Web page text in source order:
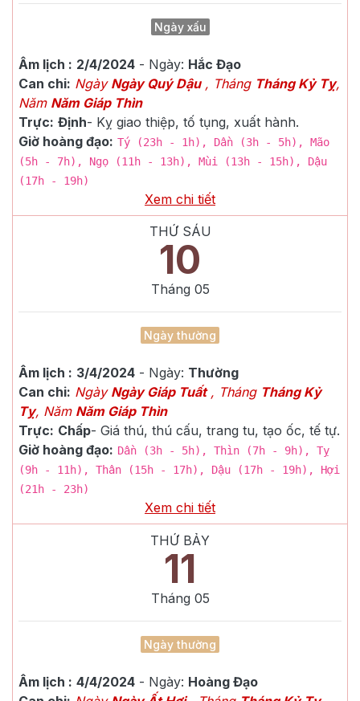
Ngày xấu
Âm lịch : 2/4/2024- Ngày: Hắc Đạo
Can chi: Ngày Ngày Quý Dậu, Tháng Tháng Kỷ Tỵ,
Năm Năm Giáp Thìn
Trực: Định- Kỵ giao thiệp, tố tụng, xuất hành.
Giờ hoàng đạo: Tý (23h - 1h), Dần (3h - 5h), Mão
(5h - 7h), Ngọ (11h - 13h), Mùi (13h - 15h), Dậu
(17h - 19h)
Xem chi tiết
THỨ SÁU
10
Tháng 05
Ngày thường
Âm lịch : 3/4/2024- Ngày: Thường
Can chi: Ngày Ngày Giáp Tuất, Tháng Tháng Kỷ
Tỵ, Năm Năm Giáp Thìn
Trực: Chấp- Giá thú, thú cấu, trang tu, tạo ốc, tế tự.
Giờ hoàng đạo: Dần (3h - 5h), Thìn (7h - 9h), Tỵ
(9h - 11h), Thân (15h - 17h), Dậu (17h - 19h), Hợi
(21h - 23h)
Xem chi tiết
THỨ BẢY
11
Tháng 05
Ngày thường
Âm lịch : 4/4/2024- Ngày: Hoàng Đạo